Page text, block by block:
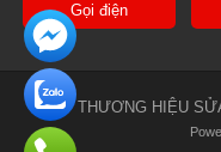
Gọi điện
THƯƠNG HIỆU